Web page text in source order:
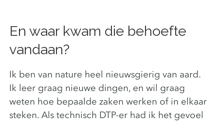
En waar kwam die behoefte
vandaan?
Ik ben van nature heel nieuwsgierig van aard.
Ik leer graag nieuwe dingen, en wil graag
weten hoe bepaalde zaken werken of in elkaar
steken. Als technisch DTP-er had ik het gevoel